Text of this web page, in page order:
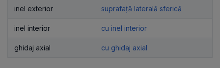
inel exterior suprafață laterală sferică
inel interior cu inel interior
ghidaj axial cu ghidaj axial